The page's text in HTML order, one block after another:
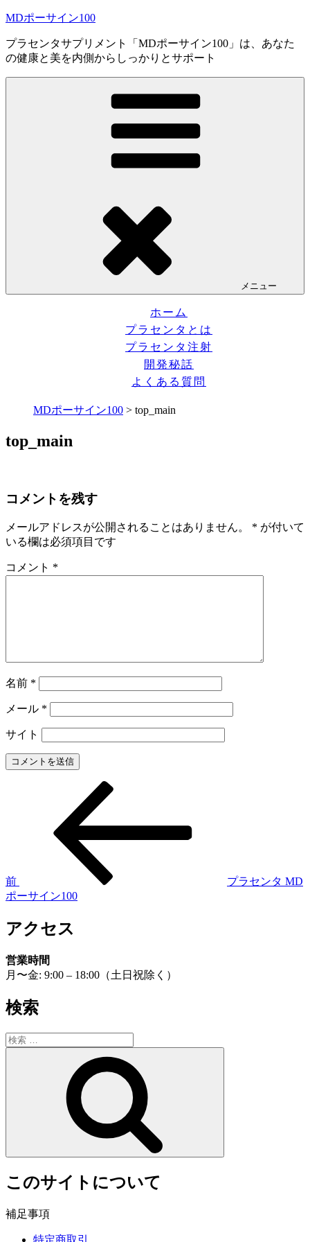
コ
テ
ン
ツ
MDポーサイン100
プラセンタサプリメント「MDポーサイン100」は、あなた
の健康と美を内側からしっかりとサポート
メニュー
ホーム
プラセンタとは
プラセンタ注射
開発秘話
よくある質問
MDポーサイン100 > top_main
top_main
コメントを残す
メールアドレスが公開されることはありません。 * が付いて
いる欄は必須項目です
コメント *
名前 *
メール *
サイト
ゲ
ー
シ
ン
前
プラセンタ MD
ポーサイン100
アクセス
営業時間
月〜金: 9:00 – 18:00（土日祝除く）
検索
検
索:
このサイトについて
補足事項
特定商取引